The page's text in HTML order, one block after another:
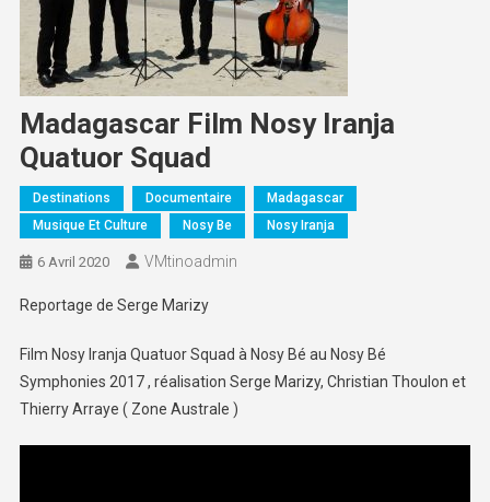
Madagascar Film Nosy Iranja
Quatuor Squad
Destinations Documentaire
Madagascar
Musique Et Culture
Nosy Be Nosy Iranja
6 Avril 2020 VMtinoadmin
Reportage de Serge Marizy
Film Nosy Iranja Quatuor Squad à Nosy Bé au Nosy Bé
Symphonies 2017 , réalisation Serge Marizy, Christian Thoulon et
Thierry Arraye ( Zone Australe )